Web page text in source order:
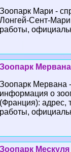
Зоопарк Мари -
Лонгeй-Сент-
работы,
Зоопарк Мервана
Зоопарк Мервана
информация о
(Франция): адрес,
работы,
Зоопарк Мескуля